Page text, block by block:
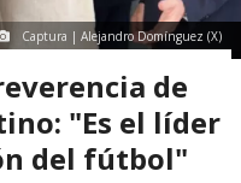
Captura | Alejandro Domínguez (X)
de
"Es el líder
del fútbol"